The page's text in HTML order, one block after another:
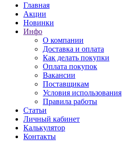
Главная
Акции
Новинки
Инфо
О компании
Доставка и оплата
Как делать покупки
Оплата покупок
Вакансии
Поставщикам
Условия использования
Правила работы
Статьи
Личный кабинет
Калькулятор
Контакты